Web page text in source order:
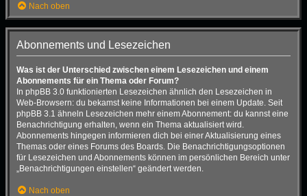
Nach oben
Abonnements und Lesezeichen
Was ist der Unterschied zwischen einem Lesezeichen und einem
Abonnements für ein Thema oder Forum?
In phpBB 3.0 funktionierten Lesezeichen ähnlich den Lesezeichen in
Web-Browsern: du bekamst keine Informationen bei einem Update. Seit
phpBB 3.1 ähneln Lesezeichen mehr einem Abonnement: du kannst eine
Benachrichtigung erhalten, wenn ein Thema aktualisiert wird.
Abonnements hingegen informieren dich bei einer Aktualisierung eines
Themas oder eines Forums des Boards. Die Benachrichtigungsoptionen
für Lesezeichen und Abonnements können im persönlichen Bereich unter
„Benachrichtigungen einstellen“ geändert werden.
Nach oben